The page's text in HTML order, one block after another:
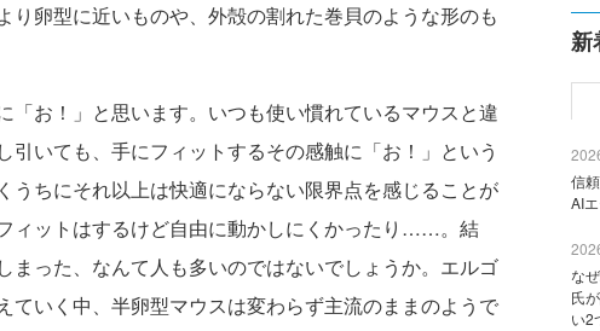
り卵型に近いものや、外殻の割れた巻貝のような形のも
お！」と思います。いつも使い慣れているマウスと違
引いても、手にフィットするその感触に「お！」という
うちにそれ以上は快適にならない限界点を感じることが
ィットはするけど自由に動かしにくかったり……。結
まった、なんて人も多いのではないでしょうか。エルゴ
ていく中、半卵型マウスは変わらず主流のままのようで
新
信
AI
な
氏
い2